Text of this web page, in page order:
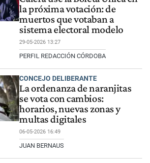
la próxima votación: de
muertos que votaban a
sistema electoral modelo
29-05-2026 13:27
PERFIL REDACCIÓN CÓRDOBA
CONCEJO DELIBERANTE
La ordenanza de naranjitas
se vota con cambios:
horarios, nuevas zonas y
multas digitales
06-05-2026 16:49
JUAN BERNAUS